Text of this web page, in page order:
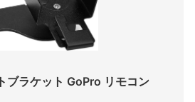
ブラケット GoPro リモコン